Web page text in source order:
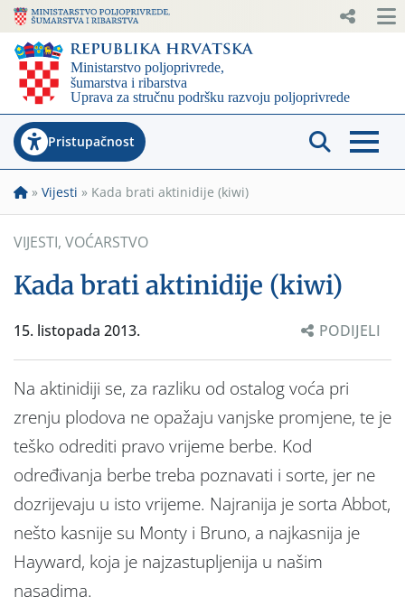
Pristupačnost
» Vijesti » Kada brati aktinidije (kiwi)
VIJESTI, VOĆARSTVO
Kada brati aktinidije (kiwi)
15. listopada 2013. PODIJELI
Na aktinidiji se, za razliku od ostalog voća pri
zrenju plodova ne opažaju vanjske promjene, te je
teško odrediti pravo vrijeme berbe. Kod
određivanja berbe treba poznavati i sorte, jer ne
dozrijevaju u isto vrijeme. Najranija je sorta Abbot,
nešto kasnije su Monty i Bruno, a najkasnija je
Hayward, koja je najzastupljenija u našim
nasadima.